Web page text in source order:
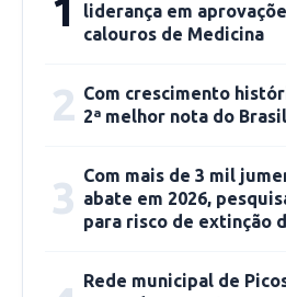
em 01-01-1997. Consta
Alves de Souza, João
Benedito Joaquim de
José Ramos, José Alice
Marcos, formando-se
João José Ramos,
1
liderança em
calouros de Medicina
2 Com crescimento
2ª melhor nota do
3 Com mais de 3 mil
abate em 2026,
para risco de extinção
Rede municipal de